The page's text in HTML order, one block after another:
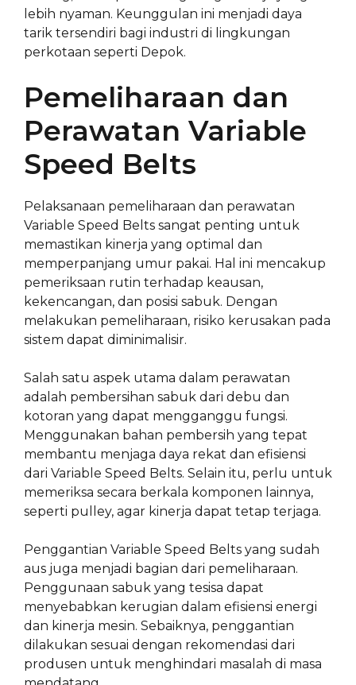
lebih nyaman. Keunggulan ini menjadi daya
tarik tersendiri bagi industri di lingkungan
perkotaan seperti Depok.
Pemeliharaan dan
Perawatan Variable
Speed Belts
Pelaksanaan pemeliharaan dan perawatan
Variable Speed Belts sangat penting untuk
memastikan kinerja yang optimal dan
memperpanjang umur pakai. Hal ini mencakup
pemeriksaan rutin terhadap keausan,
kekencangan, dan posisi sabuk. Dengan
melakukan pemeliharaan, risiko kerusakan pada
sistem dapat diminimalisir.
Salah satu aspek utama dalam perawatan
adalah pembersihan sabuk dari debu dan
kotoran yang dapat mengganggu fungsi.
Menggunakan bahan pembersih yang tepat
membantu menjaga daya rekat dan efisiensi
dari Variable Speed Belts. Selain itu, perlu untuk
memeriksa secara berkala komponen lainnya,
seperti pulley, agar kinerja dapat tetap terjaga.
Penggantian Variable Speed Belts yang sudah
aus juga menjadi bagian dari pemeliharaan.
Penggunaan sabuk yang tesisa dapat
menyebabkan kerugian dalam efisiensi energi
dan kinerja mesin. Sebaiknya, penggantian
dilakukan sesuai dengan rekomendasi dari
produsen untuk menghindari masalah di masa